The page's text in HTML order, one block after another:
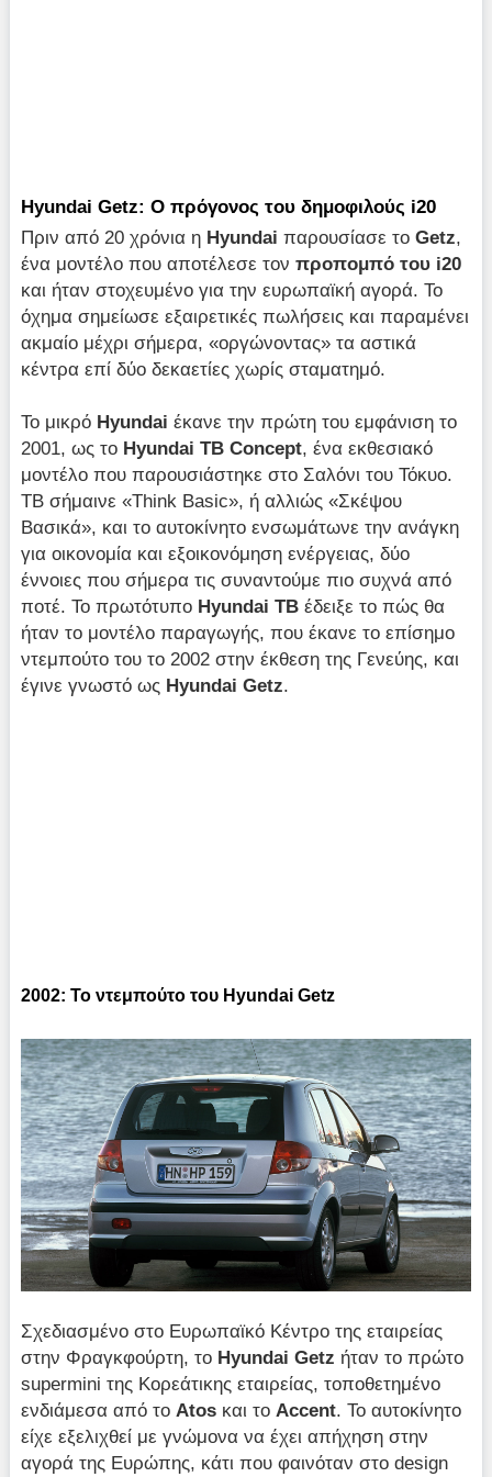
Hyundai Getz: Ο πρόγονος του δημοφιλούς i20
Πριν από 20 χρόνια η Hyundaiπαρουσίασε τοGetz,
ένα μοντέλο που αποτέλεσε τονπροπομπό του i20
και ήταν στοχευμένο για την ευρωπαϊκή αγορά. Το
όχημα σημείωσε εξαιρετικές πωλήσεις και παραμένει
ακμαίο μέχρι σήμερα, «οργώνοντας» τα αστικά
κέντρα επί δύο δεκαετίες χωρίς σταματημό.
Το μικρό Hyundai έκανε την πρώτη του εμφάνιση το
2001, ως το HyundaiTBConcept, ένα εκθεσιακό
μοντέλο που παρουσιάστηκε στο Σαλόνι του Τόκυο.
TB σήμαινε «Think Basic», ή αλλιώς «Σκέψου
Βασικά», και το αυτοκίνητο ενσωμάτωνε την ανάγκη
για οικονομία και εξοικονόμηση ενέργειας, δύο
έννοιες που σήμερα τις συναντούμε πιο συχνά από
ποτέ. Το πρωτότυπο Hyundai TB έδειξε το πώς θα
ήταν το μοντέλο παραγωγής, που έκανε το επίσημο
ντεμπούτο του το 2002 στην έκθεση της Γενεύης, και
έγινε γνωστό ως Hyundai Getz.
2002: Το ντεμπούτο του Hyundai Getz
Σχεδιασμένο στο Ευρωπαϊκό Κέντρο της εταιρείας
στην Φραγκφούρτη, το HyundaiGetz ήταν το πρώτο
supermini της Κορεάτικης εταιρείας, τοποθετημένο
ενδιάμεσα από το Atos και το Accent. Το αυτοκίνητο
είχε εξελιχθεί με γνώμονα να έχει απήχηση στην
αγορά της Ευρώπης, κάτι που φαινόταν στο design